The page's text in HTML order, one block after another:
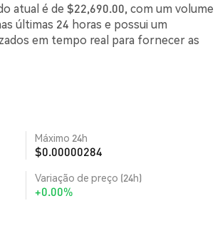
atual é de $22,690.00, com um
últimas 24 horas e possui um
em tempo real para fornecer as
Máximo 24h
$0.00000284
Variação de preço (24h)
+0.00%